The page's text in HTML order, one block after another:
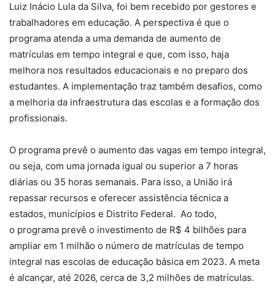
Luiz Inácio Lula da Silva, foi bem recebido por gestores e
trabalhadores em educação. A perspectiva é que o
programa atenda a uma demanda de aumento de
matrículas em tempo integral e que, com isso, haja
melhora nos resultados educacionais e no preparo dos
estudantes. A implementação traz também desafios, como
a melhoria da infraestrutura das escolas e a formação dos
profissionais.
O programa prevê o aumento das vagas em tempo integral,
ou seja, com uma jornada igual ou superior a 7 horas
diárias ou 35 horas semanais. Para isso, a União irá
repassar recursos e oferecer assistência técnica a
estados, municípios e Distrito Federal. Ao todo,
o programa prevê o investimento de R$ 4 bilhões para
ampliar em 1 milhão o número de matrículas de tempo
integral nas escolas de educação básica em 2023. A meta
é alcançar, até 2026, cerca de 3,2 milhões de matrículas.